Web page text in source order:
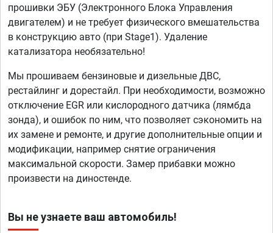
прошивки ЭБУ (Электронного Блока Управления
двигателем) и не требует физического вмешательства
в конструкцию авто (при Stage1). Удаление
катализатора необязательно!
Мы прошиваем бензиновые и дизельные ДВС,
рестайлинг и дорестайл. При необходимости, возможно
отключение EGR или кислородного датчика (лямбда
зонда), и ошибок по ним, что позволяет сэкономить на
их замене и ремонте, и другие дополнительные опции и
модификации, например снятие ограничения
максимальной скорости. Замер прибавки можно
произвести на диностенде.
Вы не узнаете ваш автомобиль!